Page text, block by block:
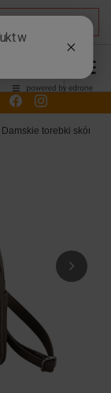
Damskie torebki